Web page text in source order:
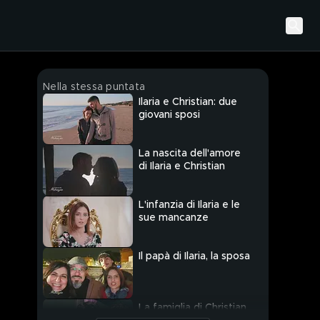
Nella stessa puntata
Ilaria e Christian: due
giovani sposi
La nascita dell'amore
di Ilaria e Christian
L'infanzia di Ilaria e le
sue mancanze
Il papà di Ilaria, la sposa
La famiglia di Christian,